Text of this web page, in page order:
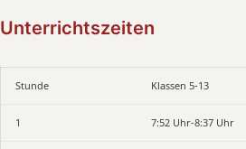
Unterrichtszeiten
Stunde Klassen 5-13
1 7:52 Uhr-8:37 Uhr